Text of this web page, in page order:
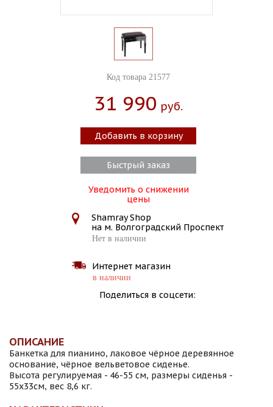
Код товара 21577
31 990 Руб.
Добавить в корзину
Быстрый заказ
Уведомить о снижении
цены
Shamray Shop
на м. Волгоградский Проспект
Нет в наличии
Интернет магазин
в наличии
Поделиться в соцсети:
ОПИСАНИЕ
Банкетка для пианино, лаковое чёрное деревянное
основание, чёрное вельветовое сиденье.
Высота регулируемая - 46-55 см, размеры сиденья -
55х33см, вес 8,6 кг.